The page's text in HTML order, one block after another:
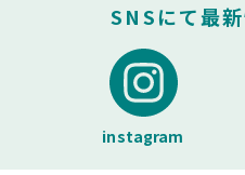
SNSにて最
instagram